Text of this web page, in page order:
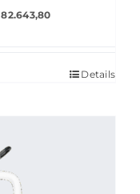
82.643,80
Details